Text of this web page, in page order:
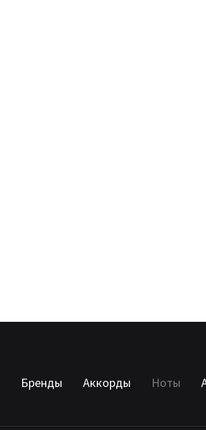
Бренды Аккорды Ноты